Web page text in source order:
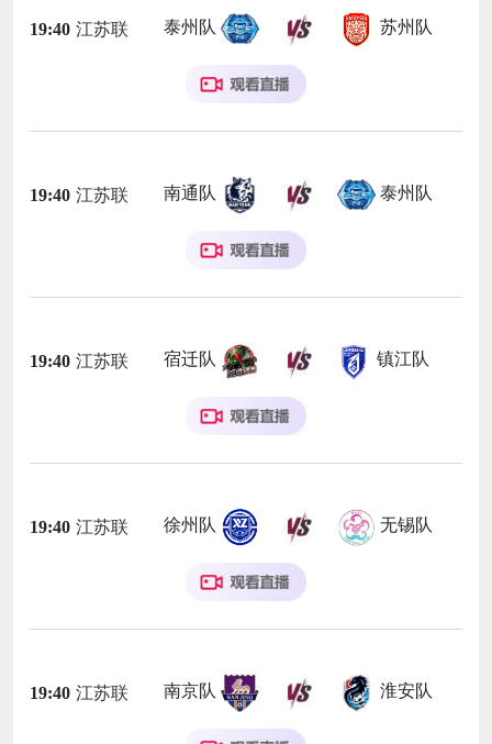
19:40 江苏联 泰州队 苏州队
19:40 江苏联 南通队 泰州队
19:40 江苏联 宿迁队 镇江队
19:40 江苏联 徐州队 无锡队
19:40 江苏联 南京队 淮安队